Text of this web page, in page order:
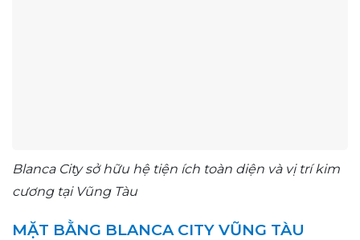
Blanca City sở hữu hệ tiện ích toàn diện và vị trí kim
cương tại Vũng Tàu
MẶT BẰNG BLANCA CITY VŨNG TÀU